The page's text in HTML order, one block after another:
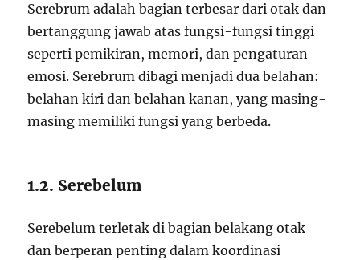
Serebrum adalah bagian terbesar dari otak dan
bertanggung jawab atas fungsi-fungsi tinggi
seperti pemikiran, memori, dan pengaturan
emosi. Serebrum dibagi menjadi dua belahan:
belahan kiri dan belahan kanan, yang masing-
masing memiliki fungsi yang berbeda.
1.2. Serebelum
Serebelum terletak di bagian belakang otak
dan berperan penting dalam koordinasi